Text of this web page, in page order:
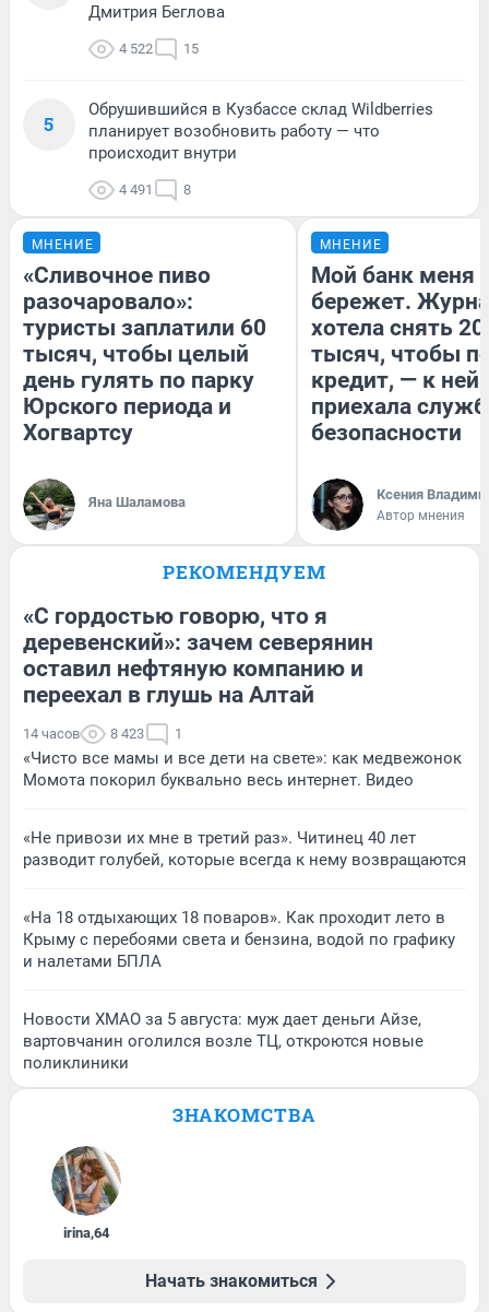
Дмитрия Беглова
4 522 15
5
Обрушившийся в Кузбассе склад Wildberries
планирует возобновить работу — что
происходит внутри
4 491 8
МНЕНИЕ
«Сливочное пиво
разочаровало»:
туристы заплатили 60
тысяч, чтобы целый
день гулять по парку
Юрского периода и
Хогвартсу
Яна Шаламова
МНЕНИЕ
Мой банк меня
бережет.
хотела снять
тысяч, чтобы
кредит, — к
приехала
безопасности
Ксения
Автор мнения
РЕКОМЕНДУЕМ
«С гордостью говорю, что я
деревенский»: зачем северянин
оставил нефтяную компанию и
переехал в глушь на Алтай
14 часов 8 423 1
«Чисто все мамы и все дети на свете»: как медвежонок
Момота покорил буквально весь интернет. Видео
«Не привози их мне в третий раз». Читинец 40 лет
разводит голубей, которые всегда к нему возвращаются
«На 18 отдыхающих 18 поваров». Как проходит лето в
Крыму с перебоями света и бензина, водой по графику
и налетами БПЛА
Новости ХМАО за 5 августа: муж дает деньги Айзе,
вартовчанин оголился возле ТЦ, откроются новые
поликлиники
ЗНАКОМСТВА
irina,64
Начать знакомиться